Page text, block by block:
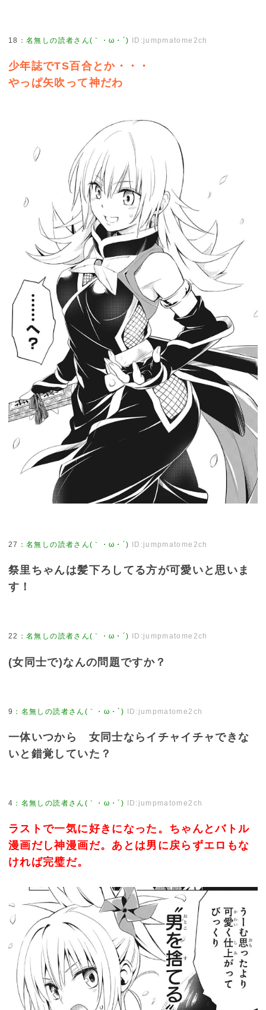
18 ：名無しの読者さん(｀・ω・´) ID:jumpmatome2ch
少年誌でTS百合とか・・・
やっぱ矢吹って神だわ
27 ：名無しの読者さん(｀・ω・´) ID:jumpmatome2ch
祭里ちゃんは髪下ろしてる方が可愛いと思いま
す！
22 ：名無しの読者さん(｀・ω・´) ID:jumpmatome2ch
(女同士で)なんの問題ですか？
9 ： 名無しの読者さん(｀・ω・´) ID:jumpmatome2ch
一体いつから 女同士ならイチャイチャできな
いと錯覚していた？
4 ： 名無しの読者さん(｀・ω・´) ID:jumpmatome2ch
ラストで一気に好きになった。ちゃんとバトル
漫画だし神漫画だ。あとは男に戻らずエロもな
ければ完璧だ。